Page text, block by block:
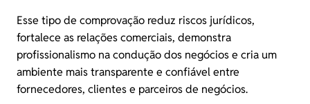
Esse tipo de comprovação reduz riscos jurídicos,
fortalece as relações comerciais, demonstra
profissionalismo na condução dos negócios e cria um
ambiente mais transparente e confiável entre
fornecedores, clientes e parceiros de negócios.